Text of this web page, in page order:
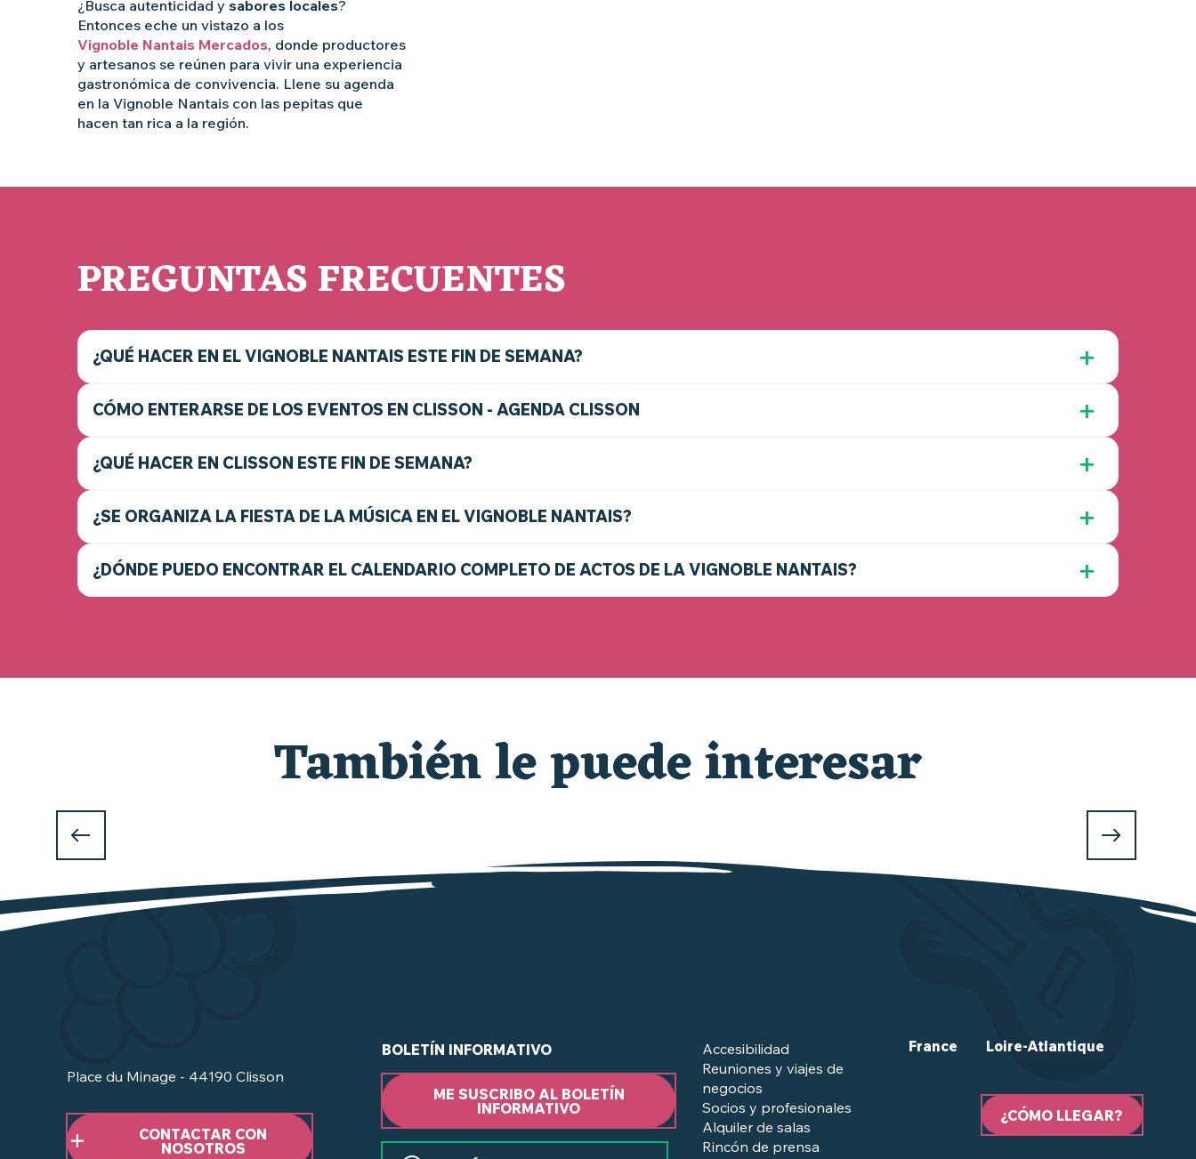
¿Busca autenticidad y sabores locales?
Entonces eche un vistazo a los
Vignoble Nantais Mercados, donde productores
y artesanos se reúnen para vivir una experiencia
gastronómica de convivencia. Llene su agenda
en la Vignoble Nantais con las pepitas que
hacen tan rica a la región.
PREGUNTAS FRECUENTES
¿QUÉ HACER EN EL VIGNOBLE NANTAIS ESTE FIN DE SEMANA?
CÓMO ENTERARSE DE LOS EVENTOS EN CLISSON - AGENDA CLISSON
¿QUÉ HACER EN CLISSON ESTE FIN DE SEMANA?
¿SE ORGANIZA LA FIESTA DE LA MÚSICA EN EL VIGNOBLE NANTAIS?
¿DÓNDE PUEDO ENCONTRAR EL CALENDARIO COMPLETO DE ACTOS DE LA VIGNOBLE NANTAIS?
También le puede interesar
¿en el Vignoble Nantais?
Place du Minage - 44190 Clisson
CONTACTAR CON
NOSOTROS
BOLETÍN INFORMATIVO
ME SUSCRIBO AL BOLETÍN
INFORMATIVO
Accesibilidad
Reuniones y viajes de
negocios
Socios y profesionales
Alquiler de salas
Rincón de prensa
¿CÓMO LLEGAR?
France Loire-Atlantique